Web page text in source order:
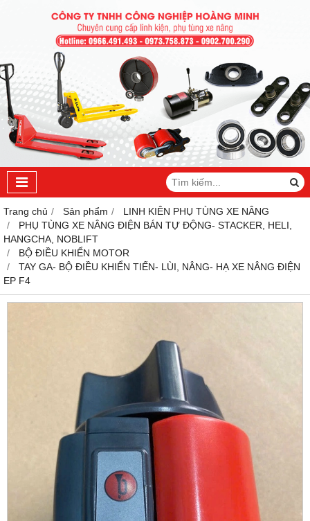
Trang chủ Sản phẩm
LINH KIÊN PHỤ TÙNG XE NÂNG
PHỤ TÙNG XE NÂNG ĐIỆN BÁN TỰ ĐỘNG- STACKER, HELI,
HANGCHA, NOBLIFT
BỘ ĐIỀU KHIỂN MOTOR
TAY GA- BỘ ĐIỀU KHIỂN TIẾN- LÙI, NÂNG- HẠ XE NÂNG ĐIỆN
EP F4